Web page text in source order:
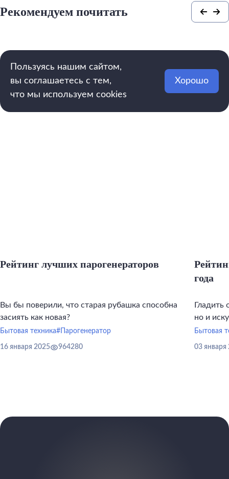
Рекомендуем почитать
Рейтинг лучших парогенераторов
Вы бы поверили, что старая рубашка способна
засиять как новая?
Бытовая техника#Парогенератор
16 января 2025 964280
года
Гладить
но и
Бытовая
03 января
Пользуясь нашим сайтом,
вы соглашаетесь с тем,
что мы используем cookies
Хорошо